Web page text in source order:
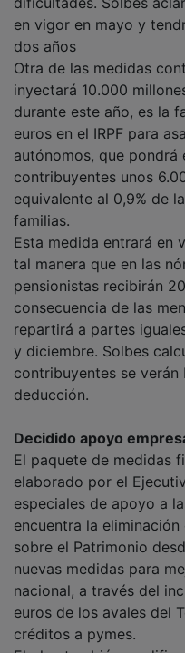
en vigor en mayo y
dos años
Otra de las medidas
inyectará 10.000
durante este año, es la
euros en el IRPF para
autónomos, que
contribuyentes unos
equivalente al 0,9% de
familias.
Esta medida entrará en
tal manera que en las
pensionistas recibirán
consecuencia de las
repartirá a partes
y diciembre. Solbes
contribuyentes se
deducción.
El paquete de medidas
elaborado por el
especiales de apoyo a
encuentra la eliminación
sobre el Patrimonio
nuevas medidas para
nacional, a través del
euros de los avales del
créditos a pymes.
El plan también